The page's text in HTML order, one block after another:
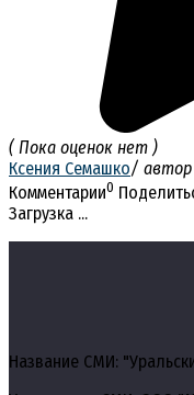
( Пока оценок нет )
Ксения Семашко/
Комментарии0
Загрузка ...
Название СМИ: